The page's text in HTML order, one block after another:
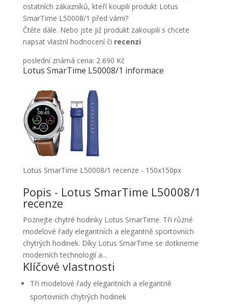
ostatních zákazníků, kteří koupili produkt Lotus
SmarTime L50008/1 před vámi?
Čtěte dále. Nebo jste již produkt zakoupili s chcete
napsat vlastní hodnocení či recenzi
poslední známá cena: 2 690 Kč
Lotus SmarTime L50008/1 informace
Lotus SmarTime L50008/1 recenze - 150x150px
Popis - Lotus SmarTime L50008/1
recenze
Poznejte chytré hodinky Lotus SmarTime. Tři různé
modelové řady elegantních a elegantně sportovních
chytrých hodinek. Díky Lotus SmarTime se dotkneme
moderních technologií a...
Klíčové vlastnosti
Tři modelové řady elegantních a elegantně
sportovních chytrých hodinek